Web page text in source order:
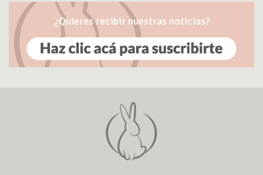
¿Quieres recibir nuestras noticias?